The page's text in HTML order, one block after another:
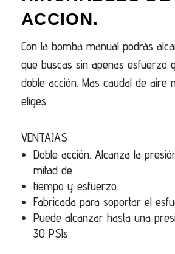
ACCION.
Con la bomba manual podrás
que buscas sin apenas esfuerzo
doble acción. Mas caudal de aire
eliges.
VENTAJAS:
Doble acción. Alcanza la
mitad de
tiempo y esfuerzo.
Fabricada para soportar el
Puede alcanzar hasta una
30 PSIs